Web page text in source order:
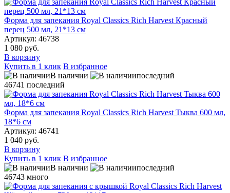
Форма для запекания Royal Classics Rich Harvest Красный
перец 500 мл, 21*13 см
Артикул: 46738
1 080 руб.
В корзину
Купить в 1 клик В избранное
В наличии
последний
46741 последний
Форма для запекания Royal Classics Rich Harvest Тыква 600 мл,
18*6 см
Артикул: 46741
1 040 руб.
В корзину
Купить в 1 клик В избранное
В наличии
последний
46743 много